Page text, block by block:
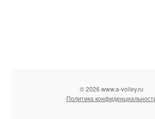
© 2026 www.a-volley.ru
Политика